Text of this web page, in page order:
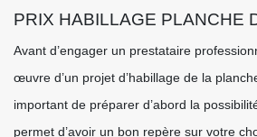
PRIX HABILLAGE PLANCHE
Avant d’engager un prestataire
œuvre d’un projet d’habillage de la
important de préparer d’abord la
permet d’avoir un bon repère sur votre